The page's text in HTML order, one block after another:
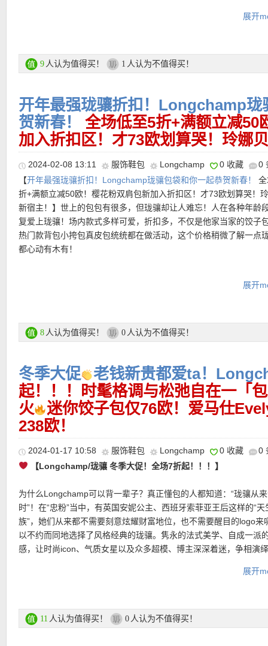
【Longchamp/珑骧 Re-Play拼接水桶包 特价仅189欧，原价270
级公文包款饺子包，超能装！简直出差旅行好搭子！经典饺子包翻
色摁扣，法式优雅气质拿捏到位。超轻尼龙材质，重量感人的同时
低调不失质感，个别深色款还有很强的商务感，搭配西装通勤也很
购买直达链接在此
【Longchamp/珑骧 gosmile马术风格典藏款饺子包 特价仅192欧
Energy系列款式多样，遵循运动、高效和持久的设计理念，选用
极简主义与优雅的结合使它们成为日常生活的必备配饰。配有可拆
可作为斜挎包肩背或手提。
购买直达链接在此
【LONGCHAMP 迷你零钱包 特价仅52欧，原价66欧！】 这款紧
包可以装下您的零钱和最多4张信用卡。由日本折纸术产生设计灵感
Longchamp创造了LEPLIAGE系列——一种可折叠的包袋，它轻盈
款环保产品采用轻质再生聚酰胺帆布制成，由消费前废料和渔网制
材料赋予了第二次生命。轻质柔软，十分有吸引力。
购买直达链接在此
这只Roseau竹节扣腋下包是珑骧的经典系列单品。简洁
突出了生动轮廓。
Indiana）的Longchamp x Robert Indiana 系列，将印第安纳经典
术作品《LOVE》融入珑骧标志性的Le Pliage手袋。位美国艺术家
【Longchamp 购物网袋 折后仅90欧！原价159欧！】
夏天又要
种轻盈简约的包包重新获得大家的青睐！珑骧对祖母的编织购物袋
释，使其既实用又深具时代品位。Longchamp 精湛的皮革技艺在
革手柄和翻盖上得以淋漓体现，红紫撞色搭配充满着法式优雅韵味
色彩优雅地赋予穿搭摩登气息！
直达购买链接见此
【LONGCHAMP 条纹拼色竹扣水桶包 折后仅150欧！原价300欧！
ESSENTIAL系列提供简约精致的包包和小皮具，非常适合日常使用
白色和亮黄色的撞色巧妙地突出了简洁的设计，特别适合衣服颜色
的春夏！赋予该系列别致的波西米亚风格，使其成为日常穿搭的理
产品直达链接点此
• 购物金额100欧以下运费4.99欧|14天内免费退货~
• 支付方式: 信用卡(Visa / MasterCard / American Express)、
账、货到付款等。
———–精选单品推荐———–
Longchamp 在设计LE PLIAGE时受到折纸的启发。烟雾灰朦胧又
直达链接点此
展开
9 人认为值得买！ 1 人认为不值得买！
开年最强珑骧折扣！Longchamp珑
贺新春！ 全场低至5折+满额立减50
加入折扣区！才73欧划算哭！玲娜
2024-02-08 13:11 服饰鞋包 Longchamp 0 收藏
0
【开年最强珑骧折扣！Longchamp珑骧包袋和你一起恭贺新春！
折+满额立减50欧！樱花粉双肩包新加入折扣区！才73欧划算哭！
新宿主！】世上的包包有很多，但珑骧却让人难忘！人在各种年龄
复爱上珑骧！场内款式多样可爱，折扣多，不仅是他家当家的饺子
热门款背包小挎包真皮包统统都在做活动，这个价格稍微了解一点
都心动有木有！
运费： 满25欧免费送货，如对货品不满意，可于30天内免费退货。
———–超值热门单品 精选推荐———–
轮回，腋下包就是轮回里的中古风。夹在腋下，不仅防盗还不耽误
尤其是这种月牙款的腋下包，一度称霸时装周和街头。可容纳所有
品而设计！可以手提，也可以像小包一样把它单挎在肩上。灰色平
是质感超足有没有！
展开
8 人认为值得买！ 0 人认为不值得买！
冬季大促
老钱新贵都爱ta！
起！！！时髦格调与松弛自在一「
火
迷你饺子包仅76欧！爱马仕
238欧！
2024-01-17 10:58 服饰鞋包 Longchamp 0 收藏
0
【Longchamp/珑骧 冬季大促！全场7折起！！！】
为什么Longchamp可以背一辈子？真正懂包的人都知道：“珑骧从
时”！在“忠粉”当中，有英国安妮公主、西班牙索菲亚王后这样的“天
族”，她们从来都不需要刻意炫耀财富地位，也不需要醒目的logo来
以不约而同地选择了风格经典的珑骧。隽永的法式美学、自成一派
感，让时尚icon、气质女星以及众多超模、博主深深着迷，争相演
全场自动折扣！
展开
11 人认为值得买！ 0 人认为不值得买！